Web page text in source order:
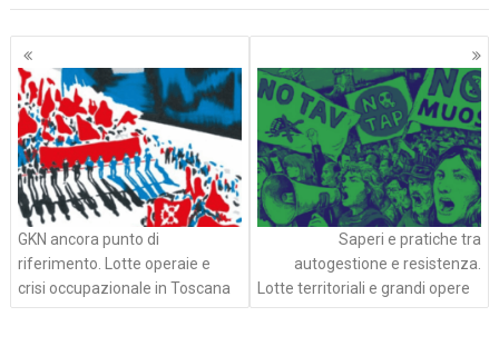
Navigazione
articoli
GKN ancora punto di
riferimento. Lotte operaie e
crisi occupazionale in Toscana
Saperi e pratiche tra
autogestione e resistenza.
Lotte territoriali e grandi opere